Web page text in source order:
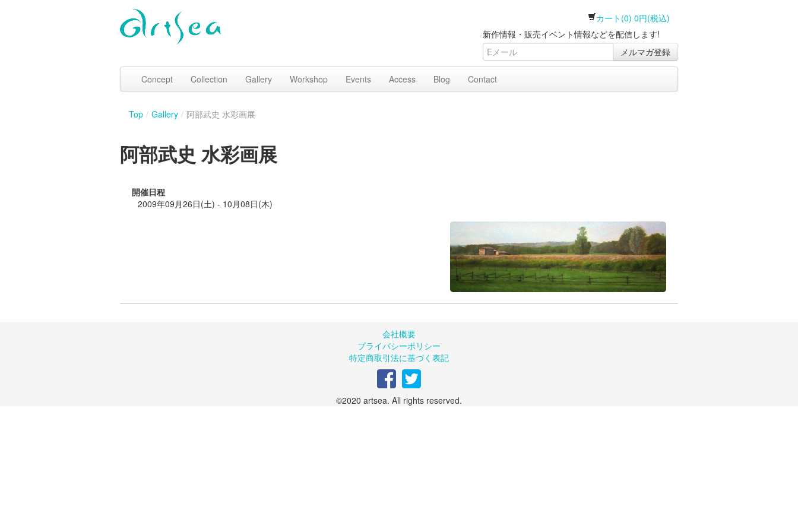
カート(0) 0円(税込)
新作情報・販売イベント情報などを配信します!
メルマガ登録
Concept Collection Gallery Workshop Events Access Blog Contact
Top / Gallery / 阿部武史 水彩画展
阿部武史 水彩画展
開催日程
2009年09月26日(土) - 10月08日(木)
会社概要
プライバシーポリシー
特定商取引法に基づく表記
©2020 artsea. All rights reserved.